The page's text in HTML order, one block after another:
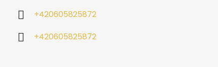
+420605825872
+420605825872